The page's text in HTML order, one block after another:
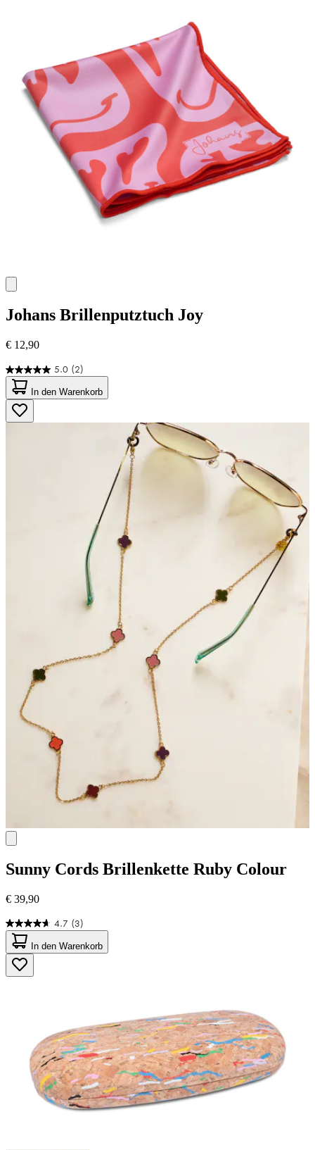
Johans Brillenputztuch Joy
€ 12,90
5.0 (2)
5.0
von
5
Sternen.
2
In den Warenkorb
Sunny Cords Brillenkette Ruby Colour
€ 39,90
4.7 (3)
4.7
von
5
Sternen.
3
In den Warenkorb